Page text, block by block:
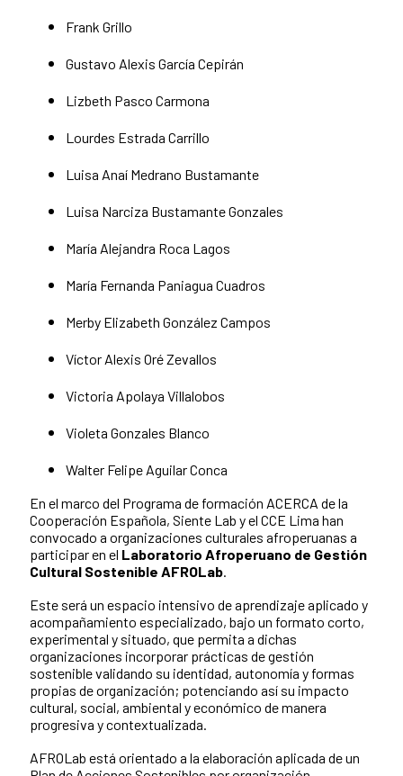
Frank Grillo
Gustavo Alexis García Cepirán
Lizbeth Pasco Carmona
Lourdes Estrada Carrillo
Luisa Anaí Medrano Bustamante
Luisa Narciza Bustamante Gonzales
María Alejandra Roca Lagos
María Fernanda Paniagua Cuadros
Merby Elizabeth González Campos
Víctor Alexis Oré Zevallos
Victoria Apolaya Villalobos
Violeta Gonzales Blanco
Walter Felipe Aguilar Conca
En el marco del Programa de formación ACERCA de la
Cooperación Española, Siente Lab y el CCE Lima han
convocado a organizaciones culturales afroperuanas a
participar en el Laboratorio Afroperuano de Gestión
Cultural Sostenible AFROLab.
Este será un espacio intensivo de aprendizaje aplicado y
acompañamiento especializado, bajo un formato corto,
experimental y situado, que permita a dichas
organizaciones incorporar prácticas de gestión
sostenible validando su identidad, autonomía y formas
propias de organización; potenciando así su impacto
cultural, social, ambiental y económico de manera
progresiva y contextualizada.
AFROLab está orientado a la elaboración aplicada de un